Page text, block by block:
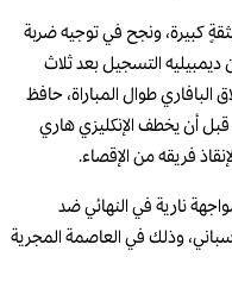
كبيرة، ونجح في توجيه ضربة
التسجيل بعد ثلاث
طوال المباراة، حافظ
أن يخطف الإنكليزي هاري
فريقه من الإقصاء.
نارية في النهائي ضد
وذلك في العاصمة المجرية